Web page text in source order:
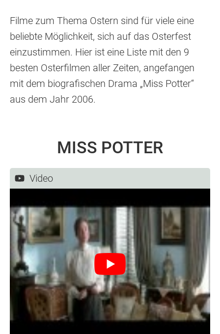
Filme zum Thema Ostern sind für viele eine
beliebte Möglichkeit, sich auf das Osterfest
einzustimmen. Hier ist eine Liste mit den 9
besten Osterfilmen aller Zeiten, angefangen
mit dem biografischen Drama „Miss Potter“
aus dem Jahr 2006.
MISS POTTER
Video